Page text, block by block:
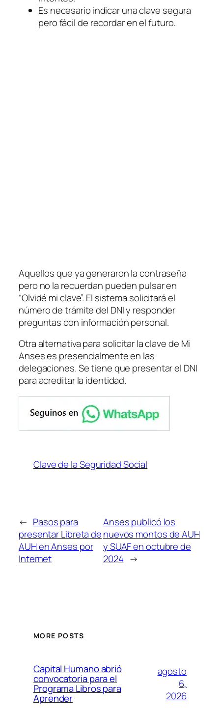
Es necesario indicar una clave segura
pero fácil de recordar en el futuro.
Aquellos que ya generaron la contraseña
pero no la recuerdan pueden pulsar en
“Olvidé mi clave”. El sistema solicitará el
número de trámite del DNI y responder
preguntas con información personal.
Otra alternativa para solicitar la clave de Mi
Anses es presencialmente en las
delegaciones. Se tiene que presentar el DNI
para acreditar la identidad.
Clave de la Seguridad Social
← Pasos para
presentar Libreta de
AUH en Anses por
Internet
Anses publicó los
nuevos montos de AUH
y SUAF en octubre de
2024 →
MORE POSTS
Capital Humano abrió
convocatoria para el
Programa Libros para
Aprender
agosto
6,
2026